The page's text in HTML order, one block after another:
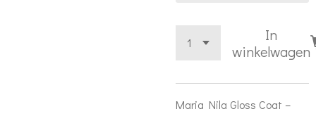
In
winkelwagen
Maria Nila Gloss Coat –